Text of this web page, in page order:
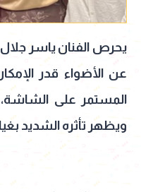
يحرص الفنان ياسر جلال
عن الأضواء قدر
المستمر على الشاشة،
ويظهر تأثره الشديد